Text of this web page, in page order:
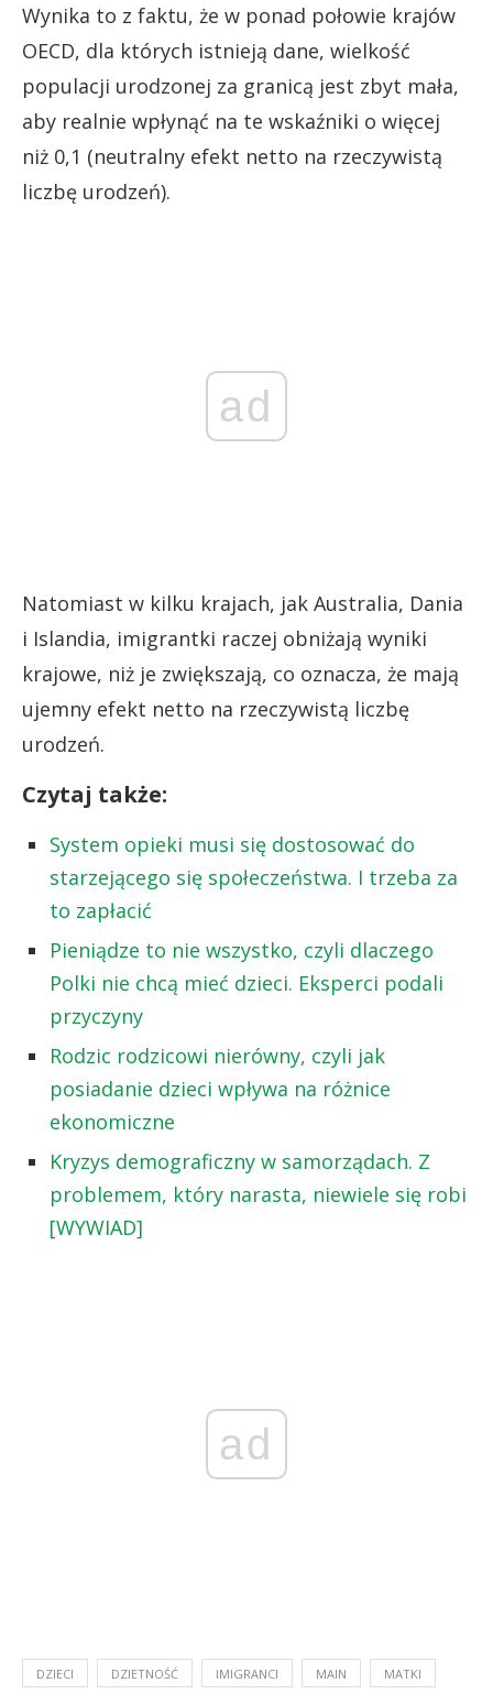
Wynika to z faktu, że w ponad połowie krajów
OECD, dla których istnieją dane, wielkość
populacji urodzonej za granicą jest zbyt mała,
aby realnie wpłynąć na te wskaźniki o więcej
niż 0,1 (neutralny efekt netto na rzeczywistą
liczbę urodzeń).
ad
Natomiast w kilku krajach, jak Australia, Dania
i Islandia, imigrantki raczej obniżają wyniki
krajowe, niż je zwiększają, co oznacza, że mają
ujemny efekt netto na rzeczywistą liczbę
urodzeń.
Czytaj także:
System opieki musi się dostosować do
starzejącego się społeczeństwa. I trzeba za
to zapłacić
Pieniądze to nie wszystko, czyli dlaczego
Polki nie chcą mieć dzieci. Eksperci podali
przyczyny
Rodzic rodzicowi nierówny, czyli jak
posiadanie dzieci wpływa na różnice
ekonomiczne
Kryzys demograficzny w samorządach. Z
problemem, który narasta, niewiele się robi
[WYWIAD]
ad
DZIECI DZIETNOŚĆ IMIGRANCI MAIN MATKI